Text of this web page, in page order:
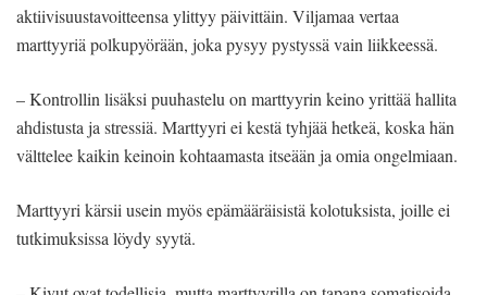
aktiivisuustavoitteensa ylittyy päivittäin. Viljamaa vertaa
marttyyriä polkupyörään, joka pysyy pystyssä vain liikkeessä.
– Kontrollin lisäksi puuhastelu on marttyyrin keino yrittää hallita
ahdistusta ja stressiä. Marttyyri ei kestä tyhjää hetkeä, koska hän
välttelee kaikin keinoin kohtaamasta itseään ja omia ongelmiaan.
Marttyyri kärsii usein myös epämääräisistä kolotuksista, joille ei
tutkimuksissa löydy syytä.